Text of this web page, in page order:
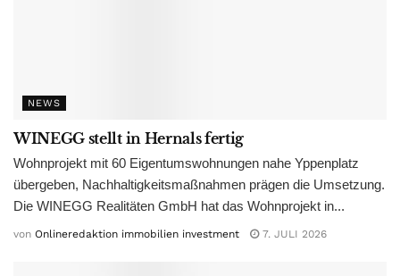
NEWS
WINEGG stellt in Hernals fertig
Wohnprojekt mit 60 Eigentumswohnungen nahe Yppenplatz
übergeben, Nachhaltigkeitsmaßnahmen prägen die Umsetzung.
Die WINEGG Realitäten GmbH hat das Wohnprojekt in...
von Onlineredaktion immobilien investment 7. JULI 2026